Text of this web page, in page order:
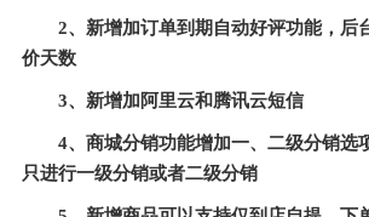
2、新增加订单到期自动好评功能，后
价天数
3、新增加阿里云和腾讯云短信
4、商城分销功能增加一、二级分销选
只进行一级分销或者二级分销